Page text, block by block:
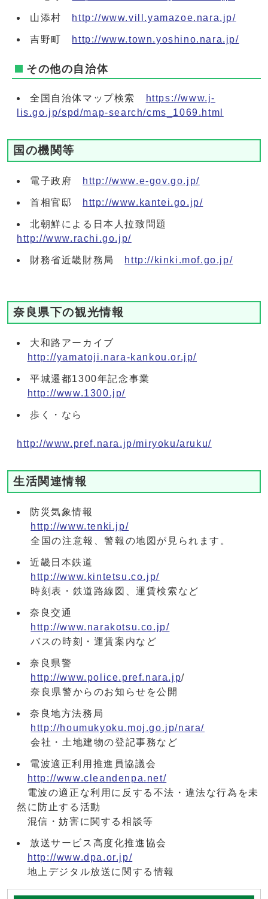
山添村 http://www.vill.yamazoe.nara.jp/
吉野町 http://www.town.yoshino.nara.jp/
その他の自治体
全国自治体マップ検索
https://www.j-
lis.go.jp/spd/map-search/cms_1069.html
国の機関等
電子政府 http://www.e-gov.go.jp/
首相官邸 http://www.kantei.go.jp/
北朝鮮による日本人拉致問題
http://www.rachi.go.jp/
財務省近畿財務局 http://kinki.mof.go.jp/
奈良県下の観光情報
大和路アーカイブ
http://yamatoji.nara-kankou.or.jp/
平城遷都1300年記念事業
http://www.1300.jp/
歩く・なら
http://www.pref.nara.jp/miryoku/aruku/
生活関連情報
防災気象情報
http://www.tenki.jp/
全国の注意報、警報の地図が見られます。
近畿日本鉄道
http://www.kintetsu.co.jp/
時刻表・鉄道路線図、運賃検索など
奈良交通
http://www.narakotsu.co.jp/
バスの時刻・運賃案内など
奈良県警
http://www.police.pref.nara.jp/
奈良県警からのお知らせを公開
奈良地方法務局
http://houmukyoku.moj.go.jp/nara/
会社・土地建物の登記事務など
電波適正利用推進員協議会
http://www.cleandenpa.net/
電波の適正な利用に反する不法・違法な行為を未
然に防止する活動
混信・妨害に関する相談等
放送サービス高度化推進協会
http://www.dpa.or.jp/
地上デジタル放送に関する情報